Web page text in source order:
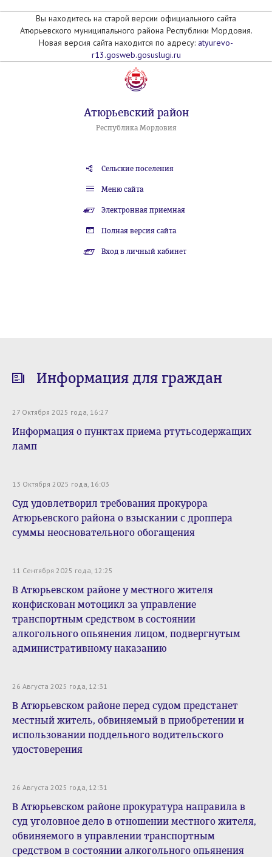
Вы находитесь на старой версии официального сайта
Атюрьевского муниципального района Республики Мордовия.
Новая версия сайта находится по адресу: atyurevo-
r13.gosweb.gosuslugi.ru
Атюрьевский район
Республика Мордовия
Сельские поселения
Меню сайта
Электронная приемная
Полная версия сайта
Вход в личный кабинет
Информация для граждан
27 Октября 2025 года, 16:27
Информация о пунктах приема ртутьсодержащих
ламп
13 Октября 2025 года, 16:03
Суд удовлетворил требования прокурора
Атюрьевского района о взыскании с дроппера
суммы неосновательного обогащения
11 Сентября 2025 года, 12:25
В Атюрьевском районе у местного жителя
конфискован мотоцикл за управление
транспортным средством в состоянии
алкогольного опьянения лицом, подвергнутым
административному наказанию
26 Августа 2025 года, 12:31
В Атюрьевском районе перед судом предстанет
местный житель, обвиняемый в приобретении и
использовании поддельного водительского
удостоверения
26 Августа 2025 года, 12:31
В Атюрьевском районе прокуратура направила в
суд уголовное дело в отношении местного жителя,
обвиняемого в управлении транспортным
средством в состоянии алкогольного опьянения